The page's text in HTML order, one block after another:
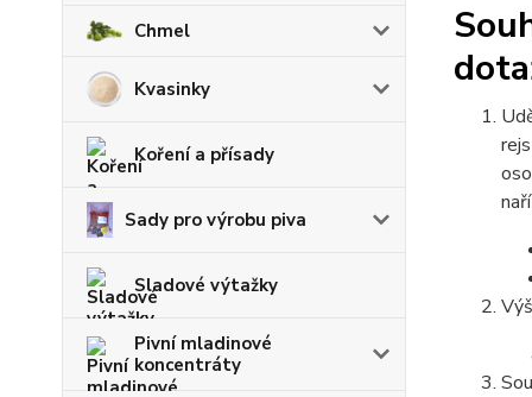
Chmel
Kvasinky
Koření a přísady
Sady pro výrobu piva
Sladové výtažky
Pivní mladinové
koncentráty